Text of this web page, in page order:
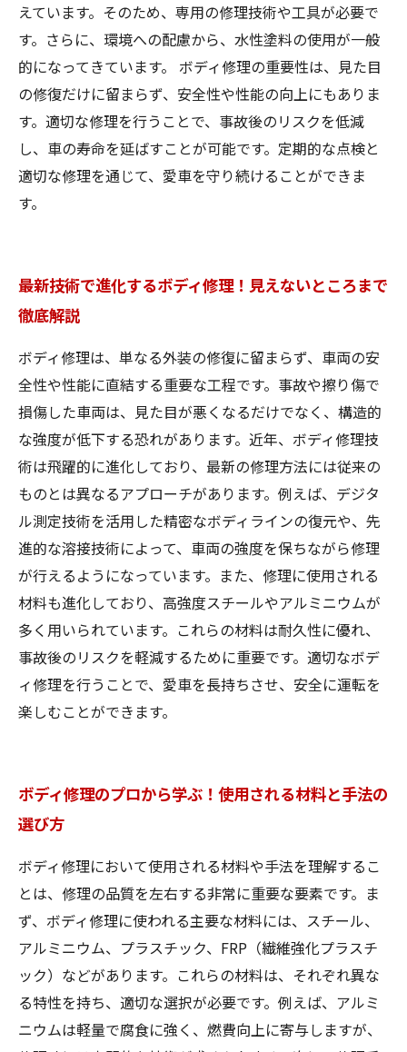
えています。そのため、専用の修理技術や工具が必要で
す。さらに、環境への配慮から、水性塗料の使用が一般
的になってきています。 ボディ修理の重要性は、見た目
の修復だけに留まらず、安全性や性能の向上にもありま
す。適切な修理を行うことで、事故後のリスクを低減
し、車の寿命を延ばすことが可能です。定期的な点検と
適切な修理を通じて、愛車を守り続けることができま
す。
最新技術で進化するボディ修理！見えないところまで
徹底解説
ボディ修理は、単なる外装の修復に留まらず、車両の安
全性や性能に直結する重要な工程です。事故や擦り傷で
損傷した車両は、見た目が悪くなるだけでなく、構造的
な強度が低下する恐れがあります。近年、ボディ修理技
術は飛躍的に進化しており、最新の修理方法には従来の
ものとは異なるアプローチがあります。例えば、デジタ
ル測定技術を活用した精密なボディラインの復元や、先
進的な溶接技術によって、車両の強度を保ちながら修理
が行えるようになっています。また、修理に使用される
材料も進化しており、高強度スチールやアルミニウムが
多く用いられています。これらの材料は耐久性に優れ、
事故後のリスクを軽減するために重要です。適切なボデ
ィ修理を行うことで、愛車を長持ちさせ、安全に運転を
楽しむことができます。
ボディ修理のプロから学ぶ！使用される材料と手法の
選び方
ボディ修理において使用される材料や手法を理解するこ
とは、修理の品質を左右する非常に重要な要素です。ま
ず、ボディ修理に使われる主要な材料には、スチール、
アルミニウム、プラスチック、FRP（繊維強化プラスチ
ック）などがあります。これらの材料は、それぞれ異な
る特性を持ち、適切な選択が必要です。例えば、アルミ
ニウムは軽量で腐食に強く、燃費向上に寄与しますが、